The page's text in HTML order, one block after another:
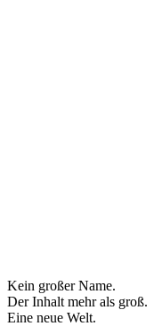
Kein großer Name.
Der Inhalt mehr als groß.
Eine neue Welt.